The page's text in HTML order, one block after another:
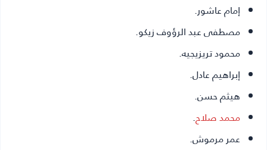
إمام عاشور.
مصطفى عبد الرؤوف زيكو.
محمود تريزيجيه.
إبراهيم عادل.
هيثم حسن.
محمد صلاح.
عمر مرموش.